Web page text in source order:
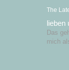
The
lieben
Das
mich